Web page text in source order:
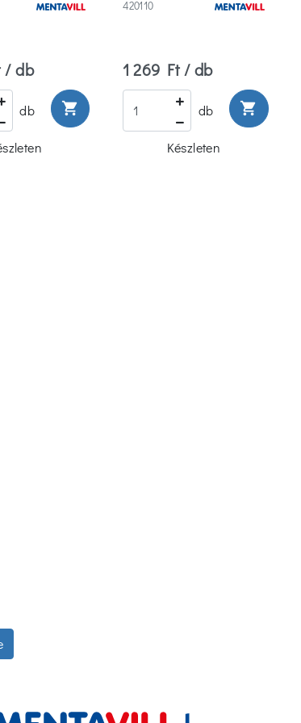
/ db
db shopping_cart
420110
1 269 Ft / db
db shopping_cart
Készleten